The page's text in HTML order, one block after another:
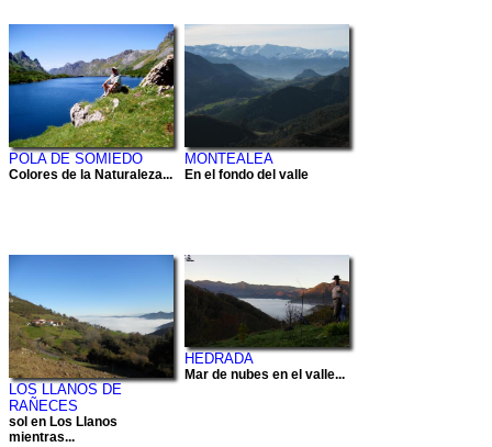
POLA DE SOMIEDO
Colores de la Naturaleza...
MONTEALEA
En el fondo del valle
LOS LLANOS DE
RAÑECES
sol en Los Llanos
mientras...
HEDRADA
Mar de nubes en el valle...